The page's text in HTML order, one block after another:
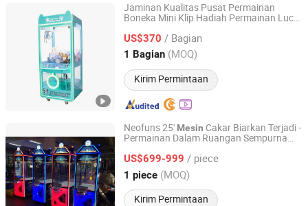
Jaminan Kualitas Pusat Permainan
Boneka Mini Klip Hadiah Permainan Lucu
US$370 / Bagian
1 Bagian (MOQ)
Kirim Permintaan
Guangzhou Nuoya Zhou Animation Technology Co., Ltd
Guangdong, China Harga mulai 2026
Neofuns 25' Mesin Cakar Biarkan Terjadi -
Permainan Dalam Ruangan Sempurna
US$699-999 / piece
1 piece (MOQ)
Kirim Permintaan
NEOFUNS AMUSEMENT EQUIPMENT CO.LTD.
Guangdong, China Harga mulai 2026